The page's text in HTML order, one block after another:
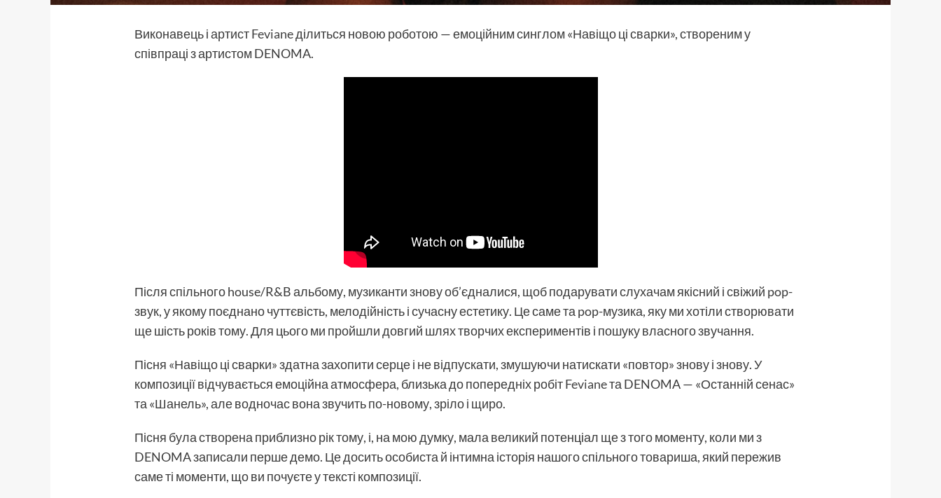
Виконавець і артистFevianeділиться новою роботою — емоційним синглом «Навіщо ці сварки», створеним у
співпраці з артистом DENOMA.
Після спільного house/R&B альбому, музиканти знову об’єдналися, щоб подарувати слухачам якісний і свіжий pop-
звук, у якому поєднано чуттєвість, мелодійність і сучасну естетику. Це саме та pop-музика, яку ми хотіли створювати
ще шість років тому. Для цього ми пройшли довгий шлях творчих експериментів і пошуку власного звучання.
Пісня «Навіщо ці сварки» здатна захопити серце і не відпускати, змушуючи натискати «повтор» знову і знову. У
композиції відчувається емоційна атмосфера, близька до попередніх робітFevianeта DENOMA — «Останній сенас»
та «Шанель», але водночас вона звучить по-новому, зріло і щиро.
Пісня була створена приблизно рік тому, і, на мою думку, мала великий потенціал ще з того моменту, коли ми з
DENOMA записали перше демо. Це досить особиста й інтимна історія нашого спільного товариша, який пережив
саме ті моменти, що ви почуєте у тексті композиції.